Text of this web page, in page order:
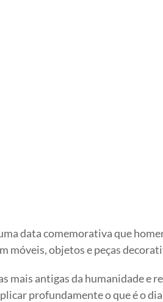
data comemorativa que
móveis, objetos e peças
mais antigas da humanidade
profundamente o que é o